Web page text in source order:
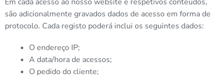
são adicionalmente gravados dados de acesso em forma de
protocolo. Cada registo poderá inclui os seguintes dados:
O endereço IP;
A data/hora de acessos;
O pedido do cliente;